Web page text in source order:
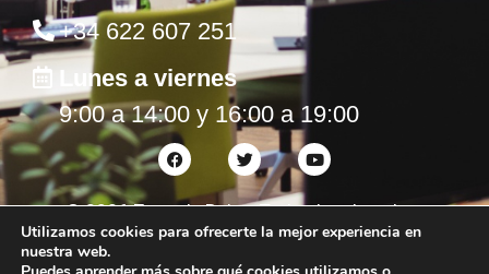
+34 622 607 251
Lunes a viernes
9:00 a 14:00 y 16:00 a 19:00
©2026Zona de Bolsa. Todos los derechos
reservados.
Utilizamos cookies para ofrecerte la mejor experiencia en
nuestra web.